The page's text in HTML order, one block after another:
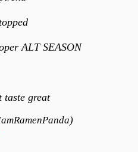
ALT SEASON
taste great